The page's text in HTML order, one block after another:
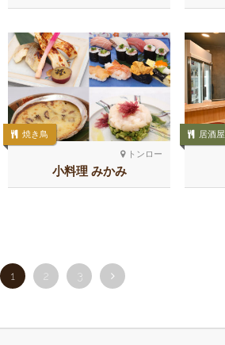
トンロー
焼き鳥
小料理 みかみ
居酒屋
1 2 3